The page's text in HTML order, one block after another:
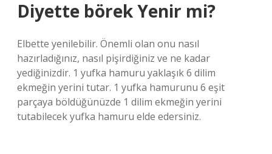
Diyette börek Yenir mi?
Elbette yenilebilir. Önemli olan onu nasıl
hazırladığınız, nasıl pişirdiğiniz ve ne kadar
yediğinizdir. 1 yufka hamuru yaklaşık 6 dilim
ekmeğin yerini tutar. 1 yufka hamurunu 6 eşit
parçaya böldüğünüzde 1 dilim ekmeğin yerini
tutabilecek yufka hamuru elde edersiniz.